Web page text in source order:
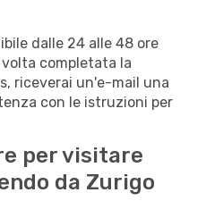
dalle 24 alle 48 ore
completata la
riceverai un'e-mail una
con le istruzioni per
per visitare
da Zurigo